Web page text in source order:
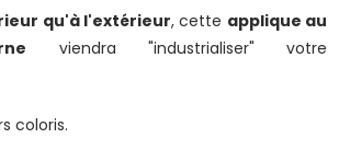
qu'à l'extérieur, cette applique au
viendra "industrialiser" votre
coloris.